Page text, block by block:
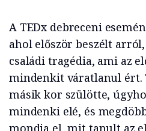
A TEDx debreceni
ahol először beszélt
családi tragédia, ami az
mindenkit váratlanul ért.
másik kor szülötte,
mindenki elé, és
mondja el, mit tanult az